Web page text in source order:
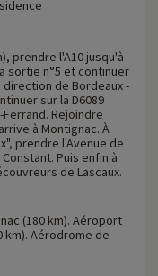
prendre l'A10 jusqu'à
sortie n°5 et continuer
direction de Bordeaux -
sur la D6089
Rejoindre
à Montignac. À
prendre l'Avenue de
Puis enfin à
de Lascaux.
(180 km). Aéroport
km). Aérodrome de